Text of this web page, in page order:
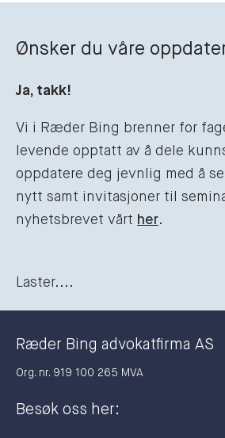
Ønsker du våre
Ja, takk!
Vi i Ræder Bing brenner for
levende opptatt av å dele
oppdatere deg jevnlig med å
nytt samt invitasjoner til
nyhetsbrevet vårt her.
Laster....
Ræder Bing advokatfirma AS
Org. nr. 919 100 265 MVA
Besøk oss her: